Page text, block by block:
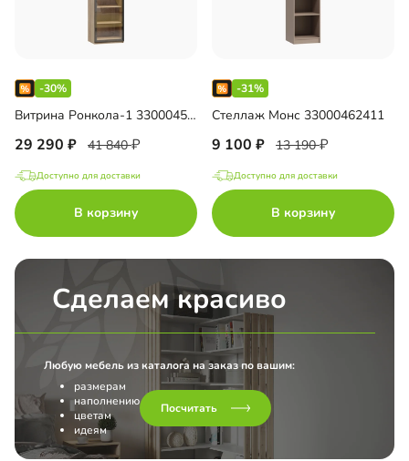
-30%
Витрина Ронкола-1 33000457885
29 290 41 840
Доступно для доставки
В корзину
-31%
Стеллаж Монс 33000462411
9 100 13 190
Доступно для доставки
В корзину
Сделаем красиво
Любую мебель из каталога на заказ по вашим:
размерам
наполнению
цветам
идеям
Посчитать